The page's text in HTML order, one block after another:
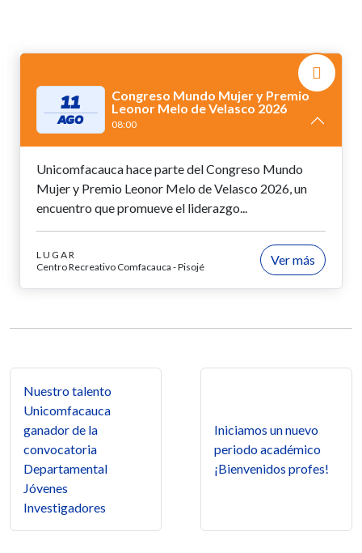
11
AGO
Congreso Mundo Mujer y Premio
Leonor Melo de Velasco 2026
08:00
Unicomfacauca hace parte del Congreso Mundo
Mujer y Premio Leonor Melo de Velasco 2026, un
encuentro que promueve el liderazgo...
LUGAR
Centro Recreativo Comfacauca - Pisojé
Ver más
Nuestro talento
Unicomfacauca
ganador de la
convocatoria
Departamental
Jóvenes
Investigadores
Iniciamos un nuevo
periodo académico
¡Bienvenidos profes!